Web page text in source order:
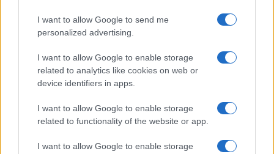
I want to allow Google to send me
personalized advertising.
I want to allow Google to enable storage
related to analytics like cookies on web or
device identifiers in apps.
I want to allow Google to enable storage
related to functionality of the website or app.
I want to allow Google to enable storage
EUR/JPY daalt 1,58%: valuta en crypto in een week van
terugtrekking